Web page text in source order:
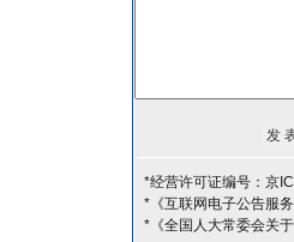
*经营许可证编号：京
*《互联网电子公告服务
*《全国人大常委会关